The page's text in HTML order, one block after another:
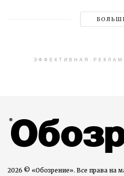
ЭФФЕКТИВНАЯ
2026 © «Обозрение». Все права на